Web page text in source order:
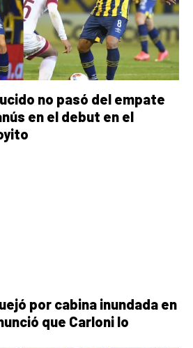
no pasó del empate
en el debut en el
por cabina inundada en
que Carloni lo